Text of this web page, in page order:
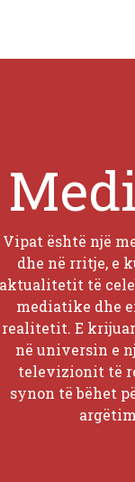
Vipat është një
dhe në rritje, e
aktualitetit të
mediatike dhe
realitetit. E
në universin e
televizionit të
synon të bëhet